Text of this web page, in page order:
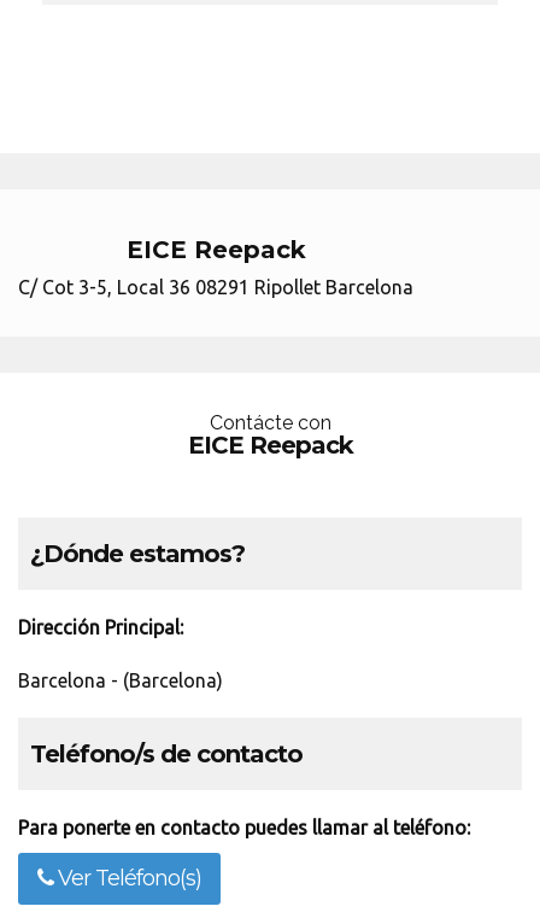
EICE Reepack
C/ Cot 3-5, Local 36 08291 Ripollet Barcelona
Contácte con
EICE Reepack
¿Dónde estamos?
Dirección Principal:
Barcelona - (Barcelona)
Teléfono/s de contacto
Para ponerte en contacto puedes llamar al teléfono:
Ver Teléfono(s)